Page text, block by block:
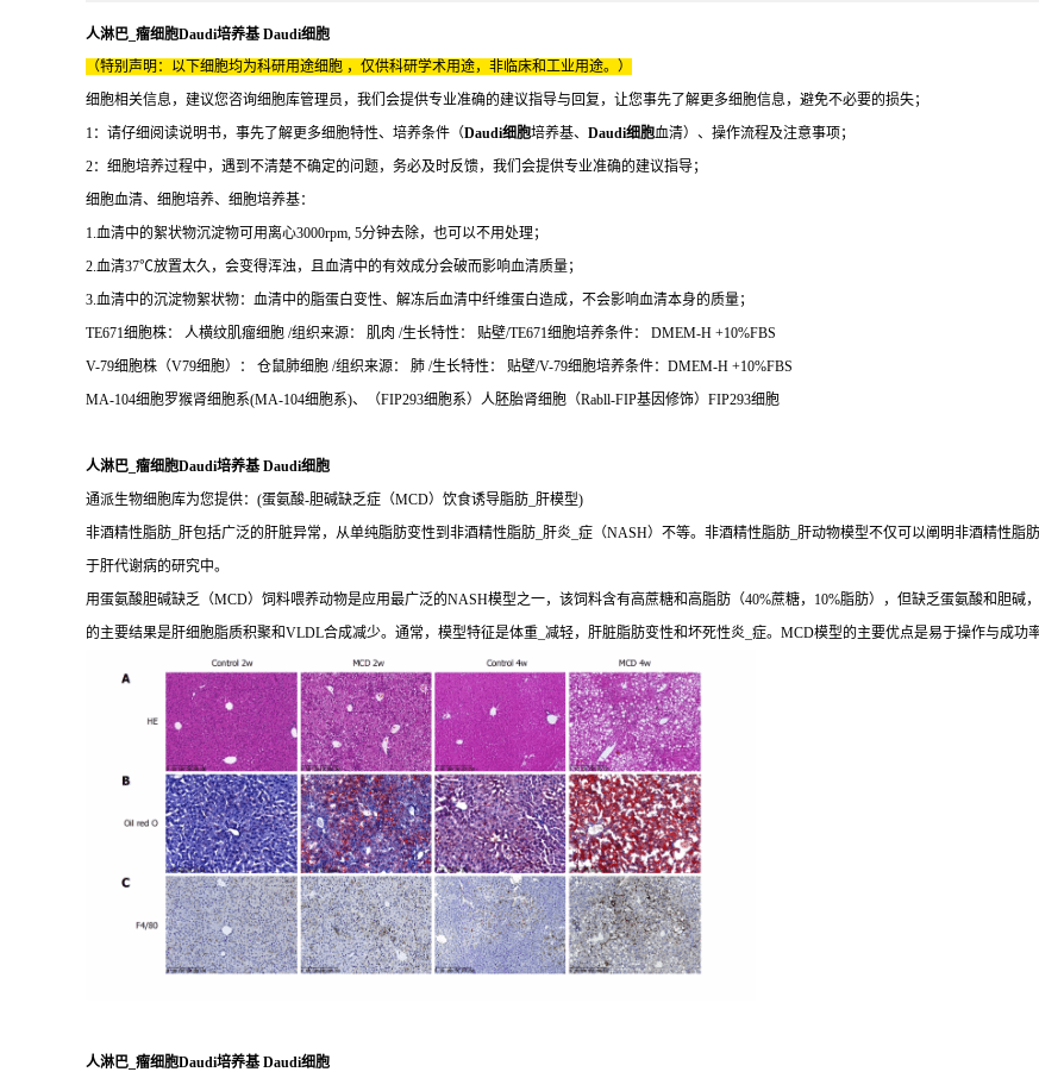
人淋巴_瘤细胞Daudi培养基 Daudi细胞
（特别声明：以下细胞均为科研用途细胞 ，仅供科研学术用途，非临床和工业用途。）
细胞相关信息，建议您咨询细胞库管理员，我们会提供专业准确的建议指导与回复，让您事先了解更多细胞信息，避免不必要的损失；
1：请仔细阅读说明书，事先了解更多细胞特性、培养条件（Daudi细胞培养基、 Daudi细胞血清）、操作流程及注意事项；
2：细胞培养过程中，遇到不清楚不确定的问题，务必及时反馈，我们会提供专业准确的建议指导；
细胞血清、细胞培养、细胞培养基：
1.血清中的絮状物沉淀物可用离心3000rpm, 5分钟去除，也可以不用处理；
2.血清37℃放置太久，会变得浑浊，且血清中的有效成分会破而影响血清质量；
3.血清中的沉淀物絮状物：血清中的脂蛋白变性、解冻后血清中纤维蛋白造成，不会影响血清本身的质量；
TE671细胞株： 人横纹肌瘤细胞 /组织来源： 肌肉 /生长特性： 贴壁/TE671细胞培养条件： DMEM-H +10%FBS
V-79细胞株（V79细胞）： 仓鼠肺细胞 /组织来源： 肺 /生长特性： 贴壁/V-79细胞培养条件：DMEM-H +10%FBS
MA-104细胞罗猴肾细胞系(MA-104细胞系)、（FIP293细胞系）人胚胎肾细胞（Rabll-FIP基因修饰）FIP293细胞
人淋巴_瘤细胞Daudi培养基 Daudi细胞
通派生物细胞库为您提供：(蛋氨酸-胆碱缺乏症（MCD）饮食诱导脂肪_肝模型)
非酒精性脂肪_肝包括广泛的肝脏异常，从单纯脂肪变性到非酒精性脂肪_肝炎_症（NASH）不等。非酒精性脂肪_肝动物模型不仅可以阐明非酒精性脂
于肝代谢病的研究中。
用蛋氨酸胆碱缺乏（MCD）饲料喂养动物是应用最广泛的NASH模型之一，该饲料含有高蔗糖和高脂肪（40%蔗糖，10%脂肪），但缺乏蛋氨酸和胆
的主要结果是肝细胞脂质积聚和VLDL合成减少。通常，模型特征是体重_减轻，肝脏脂肪变性和坏死性炎_症。MCD模型的主要优点是易于操作与成功率
人淋巴_瘤细胞Daudi培养基 Daudi细胞